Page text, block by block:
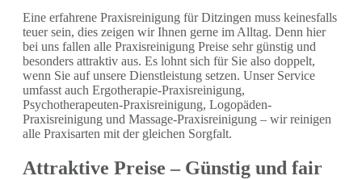
Eine erfahrene Praxisreinigung für Ditzingen muss keinesfalls
teuer sein, dies zeigen wir Ihnen gerne im Alltag. Denn hier
bei uns fallen alle Praxisreinigung Preise sehr günstig und
besonders attraktiv aus. Es lohnt sich für Sie also doppelt,
wenn Sie auf unsere Dienstleistung setzen. Unser Service
umfasst auch Ergotherapie-Praxisreinigung,
Psychotherapeuten-Praxisreinigung, Logopäden-
Praxisreinigung und Massage-Praxisreinigung – wir reinigen
alle Praxisarten mit der gleichen Sorgfalt.
Attraktive Preise – Günstig und fair